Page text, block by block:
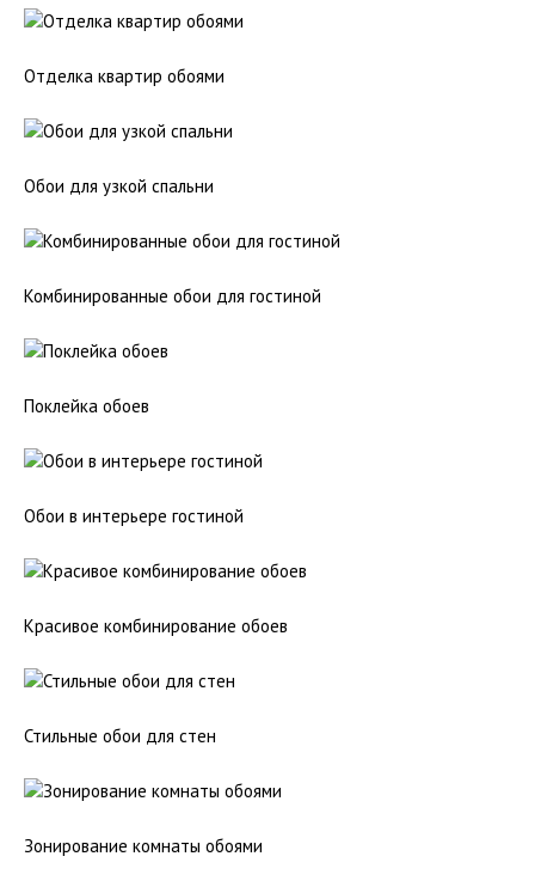
Отделка квартир обоями
Обои для узкой спальни
Комбинированные обои для гостиной
Поклейка обоев
Обои в интерьере гостиной
Красивое комбинирование обоев
Стильные обои для стен
Зонирование комнаты обоями